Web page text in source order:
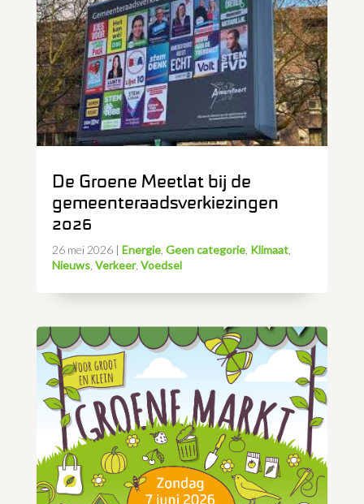
De Groene Meetlat bij de
gemeenteraadsverkiezingen
2026
26 mei 2026| Energie, Geen categorie, Klimaat,
Nieuws, Verkeer, Voedsel